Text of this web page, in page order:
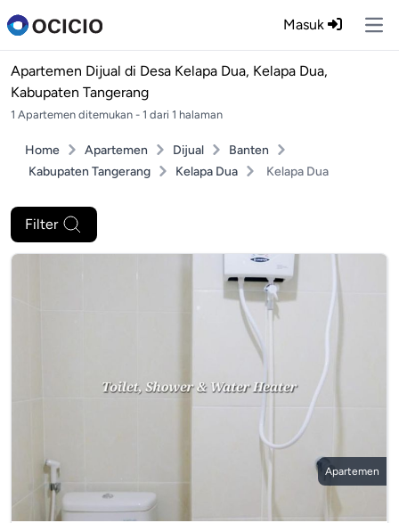
Masuk
Apartemen Dijual di Desa Kelapa Dua, Kelapa Dua,
Kabupaten Tangerang
1 Apartemen ditemukan - 1 dari 1 halaman
Home Apartemen Dijual
Banten
Kabupaten Tangerang
Kelapa Dua Kelapa Dua
Filter
Apartemen